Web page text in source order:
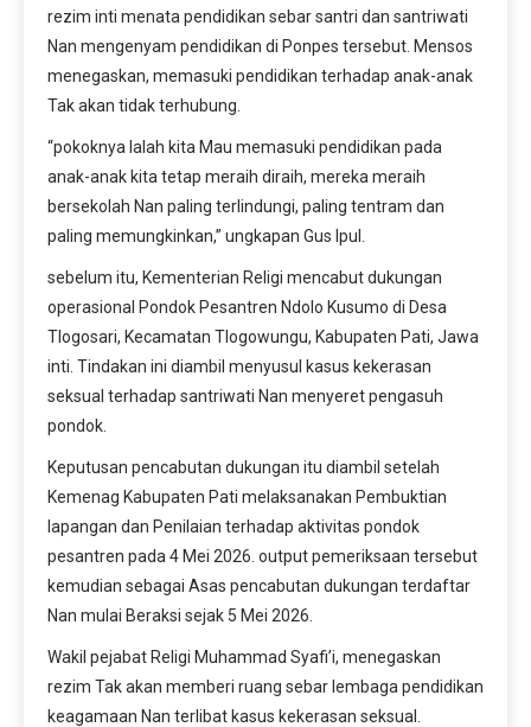
rezim inti menata pendidikan sebar santri dan santriwati
Nan mengenyam pendidikan di Ponpes tersebut. Mensos
menegaskan, memasuki pendidikan terhadap anak-anak
Tak akan tidak terhubung.
“pokoknya Ialah kita Mau memasuki pendidikan pada
anak-anak kita tetap meraih diraih, mereka meraih
bersekolah Nan paling terlindungi, paling tentram dan
paling memungkinkan,” ungkapan Gus Ipul.
sebelum itu, Kementerian Religi mencabut dukungan
operasional Pondok Pesantren Ndolo Kusumo di Desa
Tlogosari, Kecamatan Tlogowungu, Kabupaten Pati, Jawa
inti. Tindakan ini diambil menyusul kasus kekerasan
seksual terhadap santriwati Nan menyeret pengasuh
pondok.
Keputusan pencabutan dukungan itu diambil setelah
Kemenag Kabupaten Pati melaksanakan Pembuktian
lapangan dan Penilaian terhadap aktivitas pondok
pesantren pada 4 Mei 2026. output pemeriksaan tersebut
kemudian sebagai Asas pencabutan dukungan terdaftar
Nan mulai Beraksi sejak 5 Mei 2026.
Wakil pejabat Religi Muhammad Syafi’i, menegaskan
rezim Tak akan memberi ruang sebar lembaga pendidikan
keagamaan Nan terlibat kasus kekerasan seksual.